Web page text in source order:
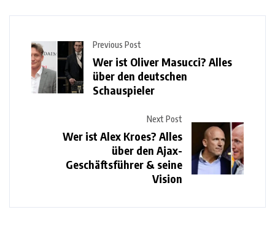
Previous Post
Wer ist Oliver Masucci? Alles
über den deutschen
Schauspieler
Next Post
Wer ist Alex Kroes? Alles
über den Ajax-
Geschäftsführer & seine
Vision